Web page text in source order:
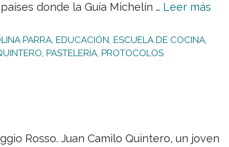
donde la Guía Michelín … Leer más
PARRA,EDUCACIÓN,ESCUELA DE COCINA,
, PASTELERÍA, PROTOCOLOS
Rosso. Juan Camilo Quintero, un joven